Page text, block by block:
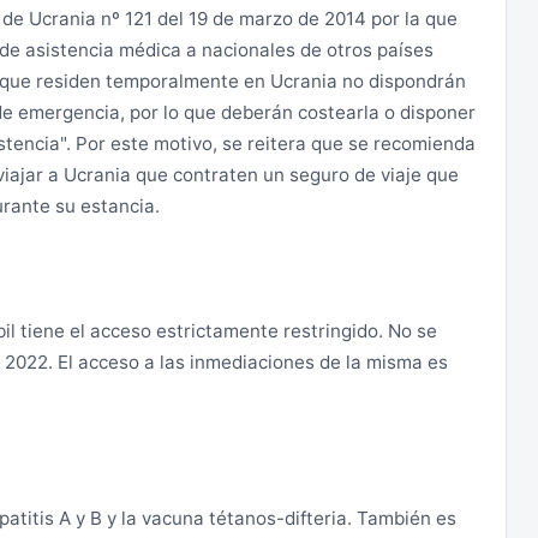
abandonar el país:
en las regiones occidentales (Lviv,
con posibilidad de desplazarse hasta la
llegado el caso.
las autoridades locales, especialmente en lo
la recomendación de acudir a un búnker
y, a ser posible, en una habitación sin ventanas
para sufragar su estancia en Ucrania. Este aspecto
La cantidad a demostrar es de unos 300 euros
de estancia. En cualquier caso, la cantidad
cuando la estancia en Ucrania sea inferior. En
económicos: balances bancarios, crédito en
invitación de un ciudadano ucraniano que se haga
esta exigencia, ciertos casos excepcionales
realizar en Ucrania (estudios, trabajo,
deberán solicitar en las representaciones
solicitar dichos visados en frontera. Para más
prohibición de entrada en el país por determinado
Ucrania nº 121 del 19 de marzo de 2014 por la que
asistencia médica a nacionales de otros países
residen temporalmente en Ucrania no dispondrán
emergencia, por lo que deberán costearla o disponer
Por este motivo, se reitera que se recomienda
a Ucrania que contraten un seguro de viaje que
su estancia.
tiene el acceso estrictamente restringido. No se
El acceso a las inmediaciones de la misma es
A y B y la vacuna tétanos-difteria. También es